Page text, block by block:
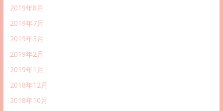
2019年8月
2019年7月
2019年3月
2019年2月
2019年1月
2018年12月
2018年10月